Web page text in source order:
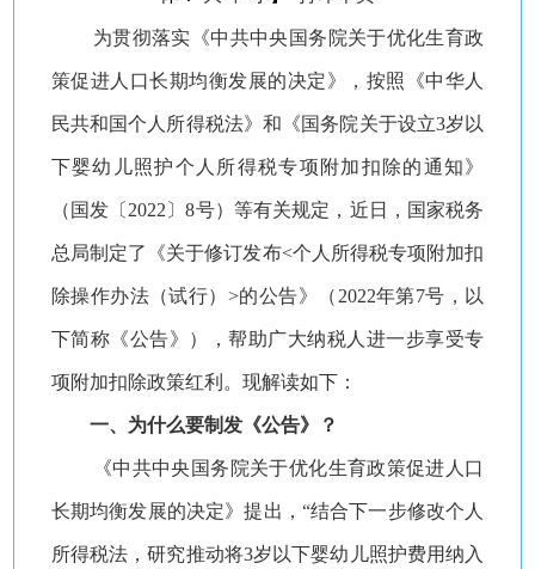
为贯彻落实《中共中央国务院关于优化生育政
策促进人口长期均衡发展的决定》，按照《中华人
民共和国个人所得税法》和《国务院关于设立3岁以
下婴幼儿照护个人所得税专项附加扣除的通知》
（国发〔2022〕8号）等有关规定，近日，国家税务
总局制定了《关于修订发布<个人所得税专项附加扣
除操作办法（试行）>的公告》（2022年第7号，以
下简称《公告》），帮助广大纳税人进一步享受专
项附加扣除政策红利。现解读如下：
一、为什么要制发《公告》？
《中共中央国务院关于优化生育政策促进人口
长期均衡发展的决定》提出，“结合下一步修改个人
所得税法，研究推动将3岁以下婴幼儿照护费用纳入